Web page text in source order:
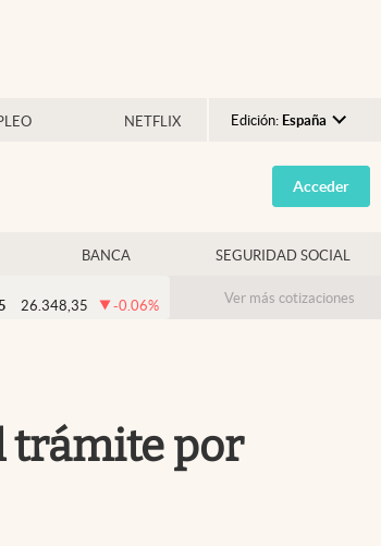
NETFLIX Edición: España
Argentina
España
USA
Colombia
Acceder
BANCA SEGURIDAD SOCIAL
26.348,35 -0.06% Ver más cotizaciones
trámite por